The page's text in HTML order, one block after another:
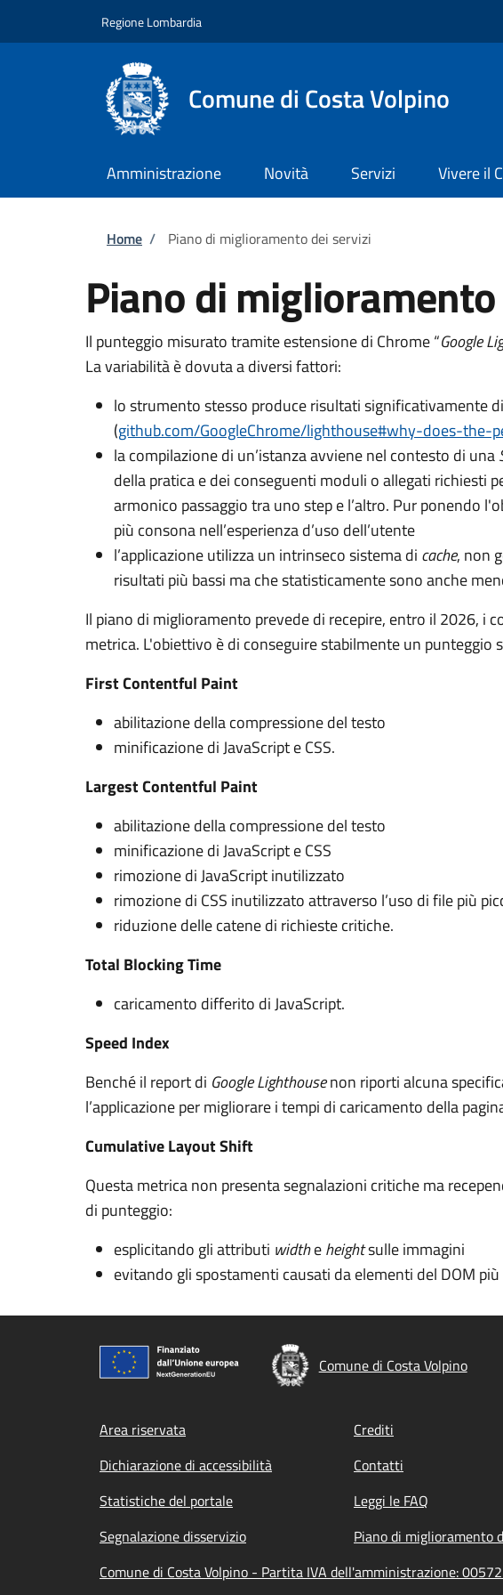
Regione Lombardia
Comune di Costa Volpino
Amministrazione Novità Servizi Vivere il
Briciole di pane
Home / Piano di miglioramento dei servizi
Piano di
Il punteggio misurato tramite estensione di Chrome “Google
La variabilità è dovuta a diversi fattori:
lo strumento stesso produce risultati significativamente
(github.com/GoogleChrome/lighthouse#why-does-the-
la compilazione di un’istanza avviene nel contesto di una
della pratica e dei conseguenti moduli o allegati richiesti
armonico passaggio tra uno step e l’altro. Pur ponendo
più consona nell’esperienza d’uso dell’utente
l’applicazione utilizza un intrinseco sistema di cache, non
risultati più bassi ma che statisticamente sono anche
Il piano di miglioramento prevede di recepire, entro il 2026, i
metrica. L'obiettivo è di conseguire stabilmente un
First Contentful Paint
abilitazione della compressione del testo
minificazione di JavaScript e CSS.
Largest Contentful Paint
abilitazione della compressione del testo
minificazione di JavaScript e CSS
rimozione di JavaScript inutilizzato
rimozione di CSS inutilizzato attraverso l’uso di file più
riduzione delle catene di richieste critiche.
Total Blocking Time
caricamento differito di JavaScript.
Speed Index
Benché il report di Google Lighthousenon riporti alcuna
l’applicazione per migliorare i tempi di caricamento della
Cumulative Layout Shift
Questa metrica non presenta segnalazioni critiche ma
di punteggio:
esplicitando gli attributi widtheheightsulle immagini
evitando gli spostamenti causati da elementi del DOM più
Comune di Costa Volpino
Footer menu
Area riservata Crediti
Dichiarazione di accessibilità
Contatti
Statistiche del portale
Leggi le FAQ
Segnalazione disservizio
Piano di miglioramento
Comune di Costa Volpino - Partita IVA dell'amministrazione: